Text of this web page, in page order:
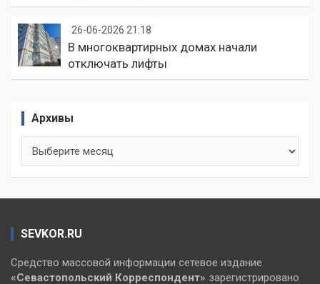
26-06-2026 21:18
В многоквартирных домах начали
отключать лифты
Архивы
SEVKOR.RU
Средство массовой информации сетевое издание
«Севастопольский Корреспондент» зарегистрировано